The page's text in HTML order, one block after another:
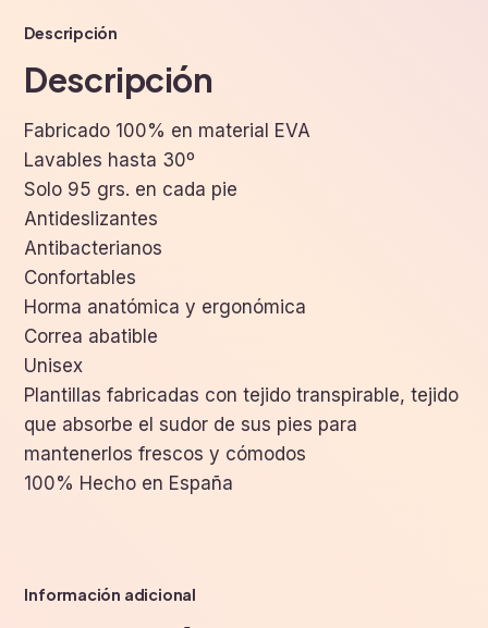
Descripción
Descripción
Fabricado 100% en material EVA
Lavables hasta 30º
Solo 95 grs. en cada pie
Antideslizantes
Antibacterianos
Confortables
Horma anatómica y ergonómica
Correa abatible
Unisex
Plantillas fabricadas con tejido transpirable, tejido
que absorbe el sudor de sus pies para
mantenerlos frescos y cómodos
100% Hecho en España
Información adicional